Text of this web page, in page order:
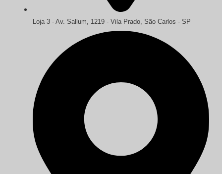
Loja 3 - Av. Sallum, 1219 - Vila Prado, São Carlos - SP